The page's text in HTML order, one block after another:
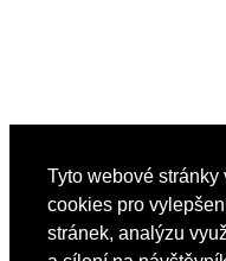
Tyto webové
cookies pro
stránek, analýzu